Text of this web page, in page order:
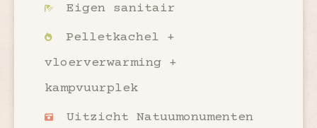
Eigen sanitair
Pelletkachel +
vloerverwarming +
kampvuurplek
Uitzicht Natuumonumenten